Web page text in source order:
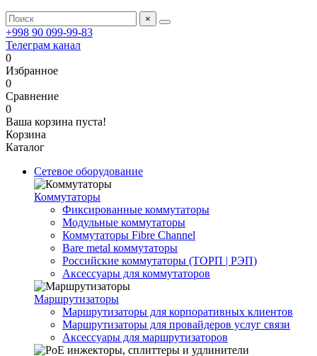
×
+998 90 099-99-83
Телеграм канал
0
Избранное
0
Сравнение
0
Ваша корзина пуста!
Корзина
Каталог
Сетевое оборудование
Коммутаторы
Фиксированные коммутаторы
Модульные коммутаторы
Коммутаторы Fibre Channel
Bare metal коммутаторы
Российские коммутаторы (ТОРП | РЭП)
Аксессуары для коммутаторов
Маршрутизаторы
Маршрутизаторы для корпоративных клиентов
Маршрутизаторы для провайдеров услуг связи
Аксессуары для маршрутизаторов